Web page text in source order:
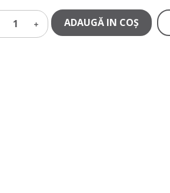
1 ADAUGĂ IN COŞ